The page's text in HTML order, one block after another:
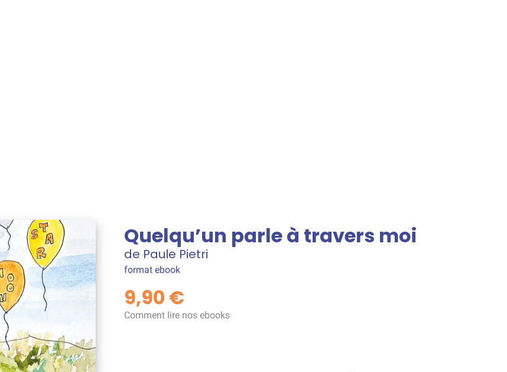
Quelqu’un parle à travers moi
de Paule Pietri
format ebook
9,90 €
Comment lire nos ebooks